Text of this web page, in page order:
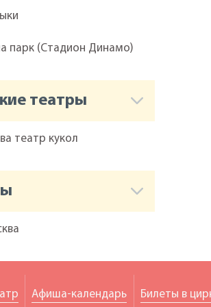
парк (Cтадион Динамо)
театры
театр кукол
Афиша-календарь Билеты в